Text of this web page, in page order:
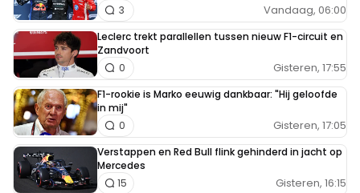
Vandaag, 06:00
3
Leclerc trekt parallellen tussen nieuw F1-circuit en
Zandvoort
Gisteren, 17:55
0
F1-rookie is Marko eeuwig dankbaar: "Hij geloofde
in mij"
Gisteren, 17:05
0
Verstappen en Red Bull flink gehinderd in jacht op
Mercedes
Gisteren, 16:15
15